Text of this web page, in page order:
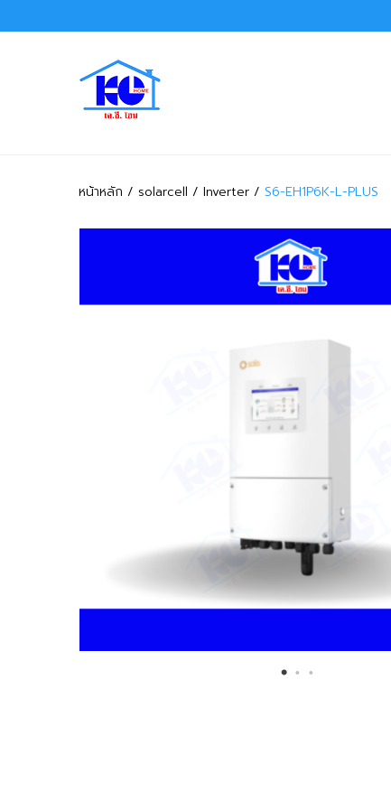
หน้าหลัก solarcell Inverter S6-EH1P6K-L-PLUS